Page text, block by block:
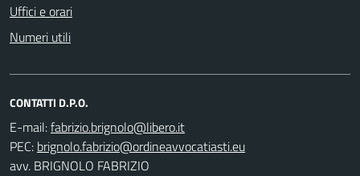
Uffici e orari
Numeri utili
CONTATTI D.P.O.
E-mail:
PEC:
avv. BRIGNOLO FABRIZIO